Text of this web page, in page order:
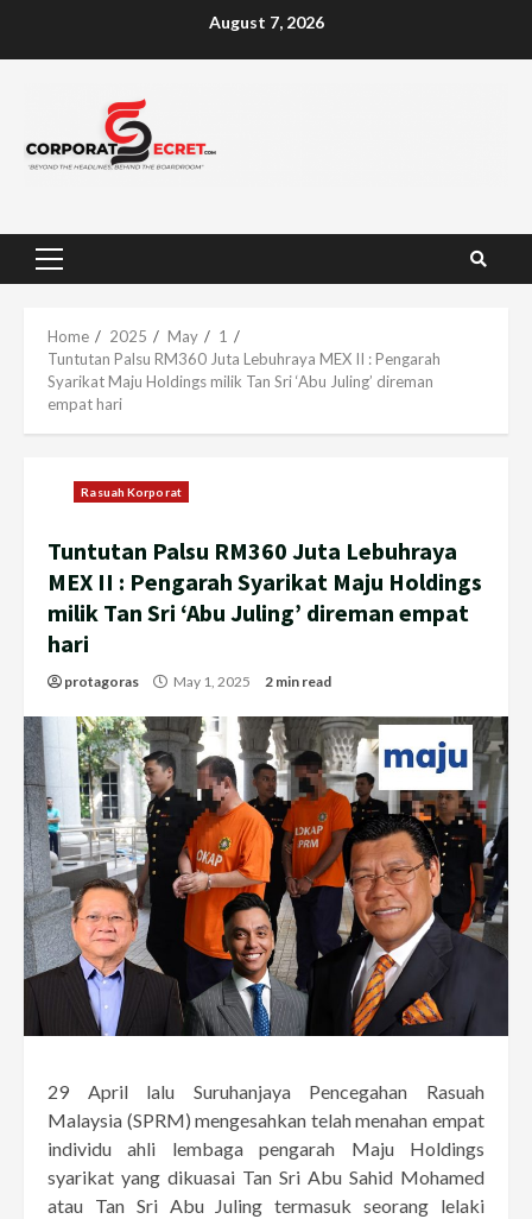
August 7, 2026
Primary
Home 2025 May
1
Tuntutan Palsu RM360 Juta Lebuhraya MEX II : Pengarah
Syarikat Maju Holdings milik Tan Sri ‘Abu Juling’ direman
empat hari
Rasuah Korporat
Tuntutan Palsu RM360 Juta Lebuhraya
MEX II : Pengarah Syarikat Maju Holdings
milik Tan Sri ‘Abu Juling’ direman empat
hari
protagoras May 1, 2025 2 min read
29 April lalu Suruhanjaya Pencegahan Rasuah
Malaysia (SPRM) mengesahkan telah menahan empat
individu ahli lembaga pengarah Maju Holdings
syarikat yang dikuasai Tan Sri Abu Sahid Mohamed
atau Tan Sri Abu Juling termasuk seorang lelaki